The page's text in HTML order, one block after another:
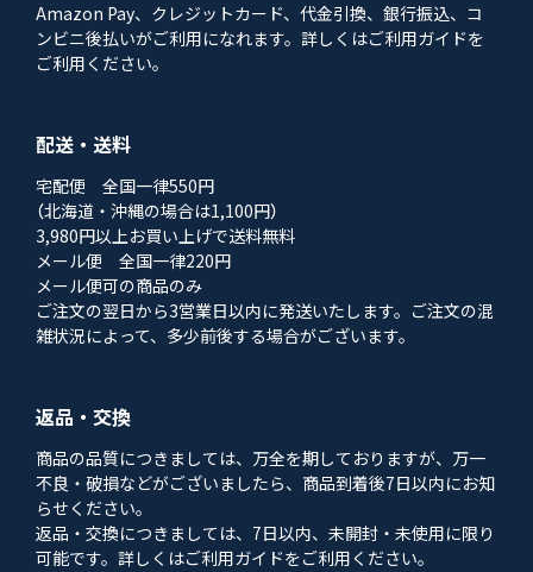
Amazon Pay、クレジットカード、代金引換、銀行振込、コ
ンビニ後払いがご利用になれます。詳しくはご利用ガイドを
ご利用ください。
配送・送料
宅配便 全国一律550円
（北海道・沖縄の場合は1,100円）
3,980円以上お買い上げで送料無料
メール便 全国一律220円
メール便可の商品のみ
ご注文の翌日から3営業日以内に発送いたします。ご注文の混
雑状況によって、多少前後する場合がございます。
返品・交換
商品の品質につきましては、万全を期しておりますが、万一
不良・破損などがございましたら、商品到着後7日以内にお知
らせください。
返品・交換につきましては、7日以内、未開封・未使用に限り
可能です。詳しくはご利用ガイドをご利用ください。